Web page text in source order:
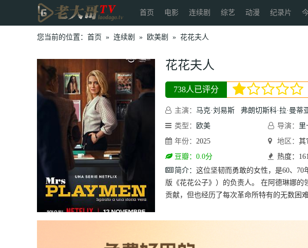
首页 电影 连续剧 综艺 动漫 纪录片
您当前的位置： 首页 » 连续剧 » 欧美剧 » 花花夫人
花花夫人
738人已评分
主演： 马克·刘易斯 弗朗切斯科·拉·曼蒂
类型：
欧美 导演： 里
年份： 2025 地区： 其
豆瓣：0.0分
热度：
简介： 这位坚韧而勇敢的女性，是60、70
版《花花公子》）的负责人。 在阿德琳娜
贡献，但也经历了每次革命所特有的无数困